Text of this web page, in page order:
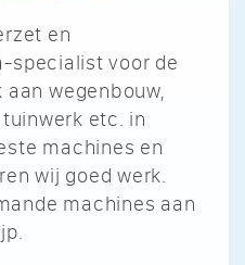
en
specialist voor de
aan wegenbouw,
etc. in
machines en
wij goed werk.
machines aan